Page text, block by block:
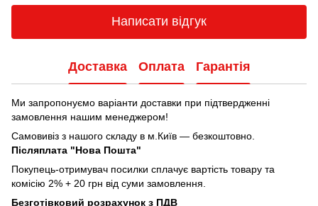
Написати відгук
Доставка Оплата Гарантія
Ми запропонуємо варіанти доставки при підтвердженні
замовлення нашим менеджером!
Самовивіз з нашого складу в м.Київ — безкоштовно.
Післяплата "Нова Пошта"
Покупець-отримувач посилки сплачує вартість товару та
комісію 2% + 20 грн від суми замовлення.
Безготівковий розрахунок з ПДВ